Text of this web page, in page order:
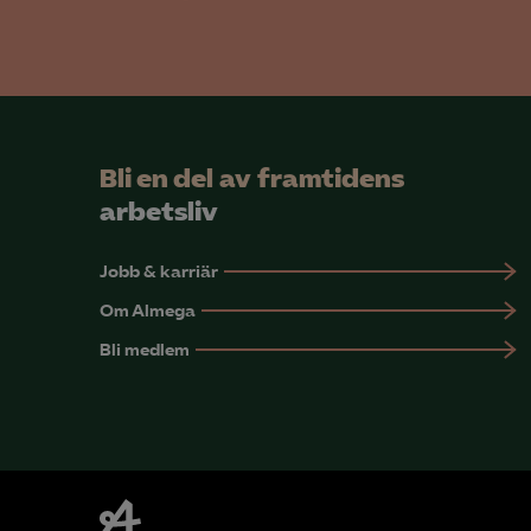
Bli en del av framtidens
arbetsliv
Jobb & karriär
Om Almega
Bli medlem